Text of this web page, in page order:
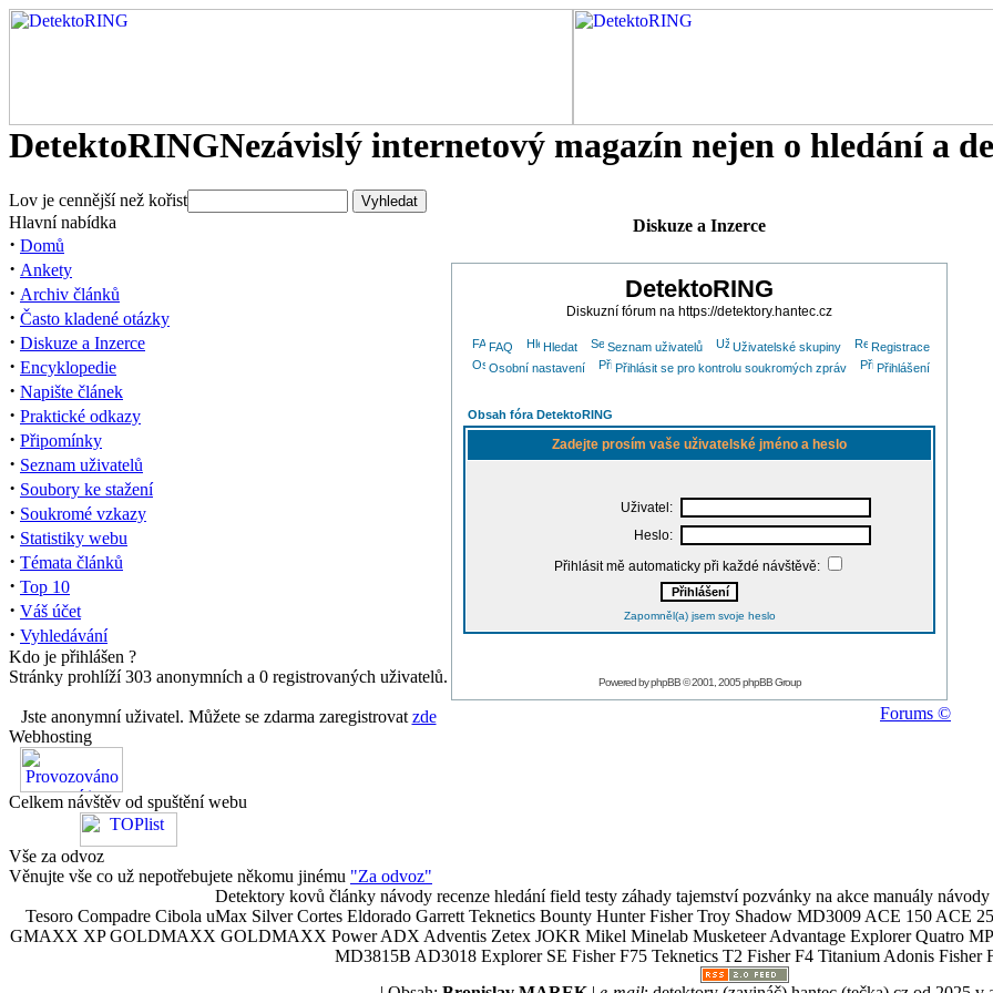
DetektoRINGNezávislý internetový magazín nejen o hledání a
Lov je cennější než kořist
Hlavní nabídka
· Domů
· Ankety
· Archiv článků
· Často kladené otázky
· Diskuze a Inzerce
· Encyklopedie
· Napište článek
· Praktické odkazy
· Připomínky
· Seznam uživatelů
· Soubory ke stažení
· Soukromé vzkazy
· Statistiky webu
· Témata článků
· Top 10
· Váš účet
· Vyhledávání
Kdo je přihlášen ?
Stránky prohlíží 303 anonymních a 0 registrovaných uživatelů.
Jste anonymní uživatel. Můžete se zdarma zaregistrovat zde
Webhosting
Celkem návštěv od spuštění webu
Vše za odvoz
Věnujte vše co už nepotřebujete někomu jinému "Za odvoz"
Diskuze a Inzerce
DetektoRING
Diskuzní fórum na https://detektory.hantec.cz
FAQ Hledat Seznam uživatelů Uživatelské skupiny
Registrace
Osobní nastavení
Přihlásit se pro kontrolu soukromých zpráv Přihlášení
Obsah fóra DetektoRING
Zadejte prosím vaše uživatelské jméno a heslo
Uživatel:
Heslo:
Přihlásit mě automaticky při každé návštěvě:
Zapomněl(a) jsem svoje heslo
Powered byphpBB© 2001, 2005 phpBB Group
Forums ©
Detektory kovů články návody recenze hledání field testy záhady tajemství pozvánky na akce manuály
Tesoro Compadre Cibola uMax Silver Cortes Eldorado Garrett Teknetics Bounty Hunter Fisher Troy Shadow MD3009 ACE 150 ACE
GMAXX XP GOLDMAXX GOLDMAXX Power ADX Adventis Zetex JOKR Mikel Minelab Musketeer Advantage Explorer Quatro
MD3815B AD3018 Explorer SE Fisher F75 Teknetics T2 Fisher F4 Titanium Adonis Fisher